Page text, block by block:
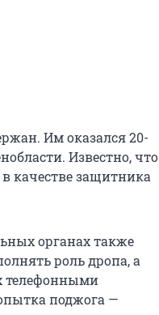
Им оказался 20-
Известно, что
качестве защитника
органах также
роль дропа, а
телефонными
поджога —